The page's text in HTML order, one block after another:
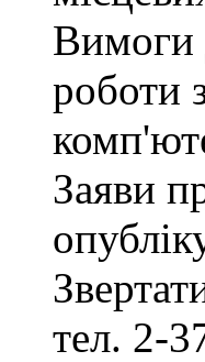
Вимоги
роботи
Заяви
тел. 2-